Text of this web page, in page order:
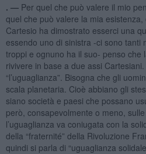
. — Per quel che può valere il mio
quel che può valere la mia
Cartesio ha dimostrato esserci una
essendo uno di sinistra -ci sono tanti
troppi e ognuno ha il suo- penso che
rivivere in base a due assi
“l’uguaglianza”. Bisogna che gli
scala planetaria. Cioè abbiano gli
siano società e paesi che possano
però, consapevolmente o meno,
l’uguaglianza va coniugata con la
della “fraternité” della Rivoluzione
quindi si parla di “uguaglianza